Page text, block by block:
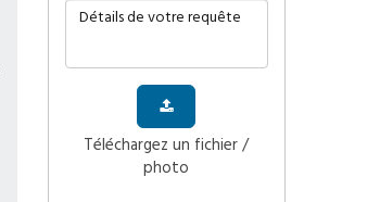
Téléchargez un fichier /
photo